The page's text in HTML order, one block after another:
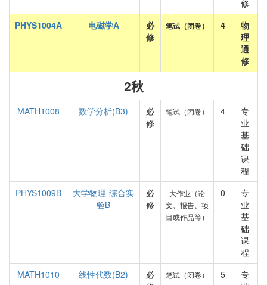
修
PHYS1004A
电磁学A
必
修
笔试（闭卷） 4
物
理
通
修
2秋
MATH1008 数学分析(B3)
必
修
笔试（闭卷） 4
专
业
基
础
课
程
PHYS1009B
大学物理-综合实
验B
必
修
大作业（论
文、报告、项
目或作品等）
0
专
业
基
础
课
程
MATH1010
线性代数(B2)
必
笔试（闭卷） 5
专